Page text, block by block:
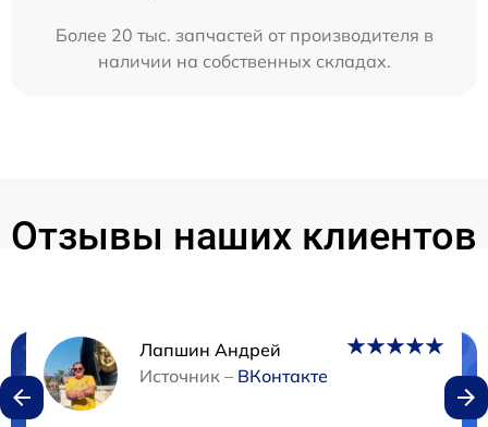
Более 20 тыс. запчастей от производителя в
наличии на собственных складах.
Отзывы наших клиентов
Лапшин Андрей
Источник – ВКонтакте
Нужна консультация?